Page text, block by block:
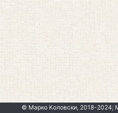
© Марко Коловски, 2018-